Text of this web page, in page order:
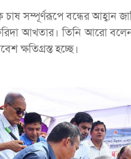
চাষ সম্পূর্ণরূপে বন্ধের আহ্বান
আখতার। তিনি আরো
ক্ষতিগ্রস্ত হচ্ছে।